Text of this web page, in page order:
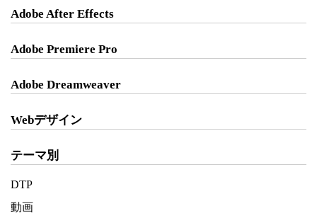
Adobe After Effects
Adobe Premiere Pro
Adobe Dreamweaver
Webデザイン
テーマ別
DTP
動画